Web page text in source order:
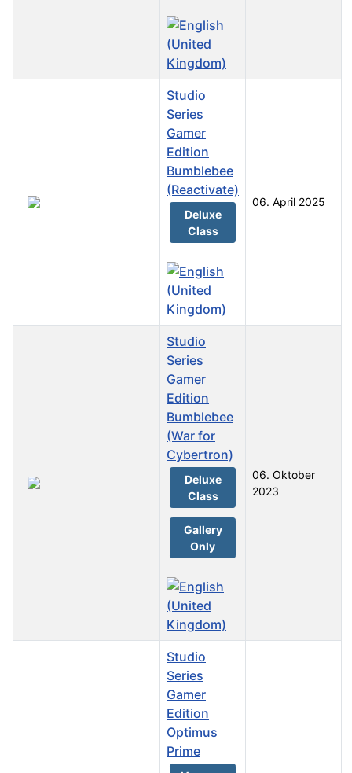
Studio
Series
Gamer
Edition
Bumblebee
(Reactivate)
Deluxe
Class
06. April 2025
Studio
Series
Gamer
Edition
Bumblebee
(War for
Cybertron)
Deluxe
Class
Gallery
Only
06. Oktober
2023
Studio
Series
Gamer
Edition
Optimus
Prime